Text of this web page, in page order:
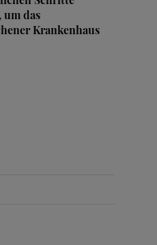
um das
Krankenhaus